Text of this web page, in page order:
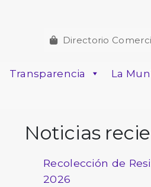
Directorio
Transparencia
La
Noticias
Recolección de
2026